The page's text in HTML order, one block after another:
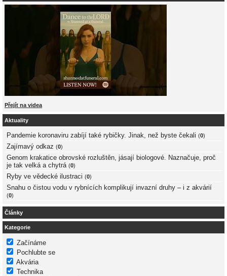
Přejít na videa
Aktuality
Pandemie koronaviru zabíjí také rybičky. Jinak, než byste čekali (0)
Zajímavý odkaz (0)
Genom krakatice obrovské rozluštěn, jásají biologové. Naznačuje, proč
je tak velká a chytrá (0)
Ryby ve vědecké ilustraci (0)
Snahu o čistou vodu v rybnících komplikují invazní druhy – i z akvárií
(0)
Články
Kategorie
Začínáme
Pochlubte se
Akvária
Technika